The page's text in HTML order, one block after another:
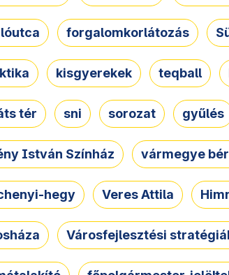
forgalomkorlátozás
kisgyerekek teqball
tér sni sorozat gyűlés
István Színház vármegye
hegy Veres Attila
Városfejlesztési